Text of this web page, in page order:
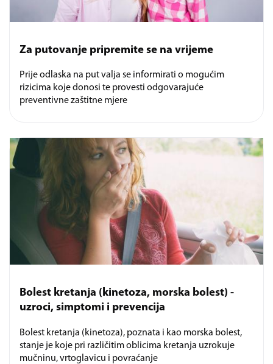
Za putovanje pripremite se na vrijeme
Prije odlaska na put valja se informirati o mogućim
rizicima koje donosi te provesti odgovarajuće
preventivne zaštitne mjere
Bolest kretanja (kinetoza, morska bolest) -
uzroci, simptomi i prevencija
Bolest kretanja (kinetoza), poznata i kao morska bolest,
stanje je koje pri različitim oblicima kretanja uzrokuje
mučninu, vrtoglavicu i povraćanje